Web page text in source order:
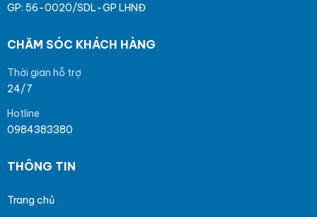
GP: 56-0020/SDL-GP LHNĐ
CHĂM SÓC KHÁCH HÀNG
Thời gian hỗ trợ
24/7
Hotline
0984383380
THÔNG TIN
Trang chủ